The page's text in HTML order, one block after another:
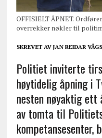
OFFISIELT ÅPNET.
overrekker nøkler til
SKREVET AV JAN REIDAR
Politiet inviterte
høytidelig åpning i
nesten nøyaktig
av tomta til
kompetansesenter,